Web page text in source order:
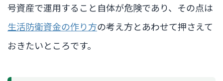
号資産で運用すること自体が危険であり、その点は
生活防衛資金の作り方の考え方とあわせて押さえて
おきたいところです。